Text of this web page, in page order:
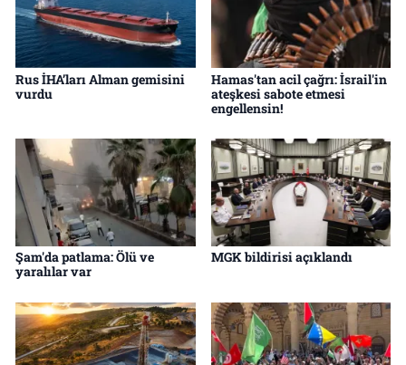
Rus İHA’ları Alman gemisini
vurdu
Hamas'tan acil çağrı: İsrail'in
ateşkesi sabote etmesi
engellensin!
Şam'da patlama: Ölü ve
yaralılar var
MGK bildirisi açıklandı